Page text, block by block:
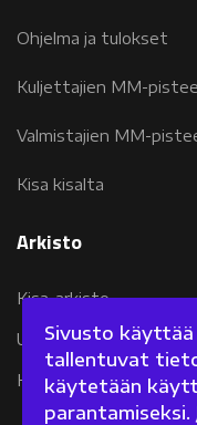
Ohjelma ja tulokset
Kuljettajien MM-
Valmistajien MM-
Kisa kisalta
Arkisto
Kisa-arkisto
Uutisarkisto 2007-2011
Kolumniarkisto 2007-
Sivusto
tallentuvat
käytetään
parantamiseksi.